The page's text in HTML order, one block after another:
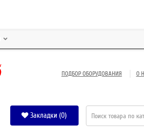
ПОДБОР ОБОРУДОВАНИЯ О
Закладки (0)